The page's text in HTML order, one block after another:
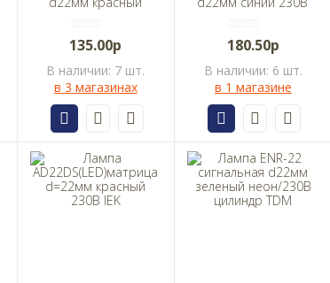
135.00р
В наличии: 7 шт.
в 3 магазинах
180.50р
В наличии: 6 шт.
в 1 магазине